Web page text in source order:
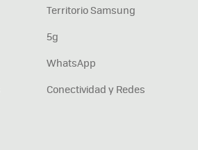
Territorio Samsung
5g
WhatsApp
Conectividad y Redes